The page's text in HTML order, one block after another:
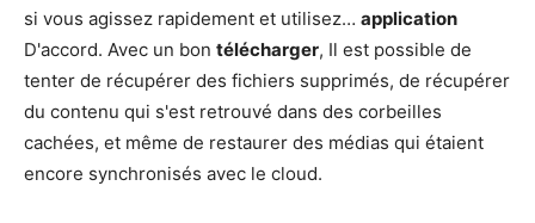
si vous agissez rapidement et utilisez… application
D'accord. Avec un bon télécharger, Il est possible de
tenter de récupérer des fichiers supprimés, de récupérer
du contenu qui s'est retrouvé dans des corbeilles
cachées, et même de restaurer des médias qui étaient
encore synchronisés avec le cloud.